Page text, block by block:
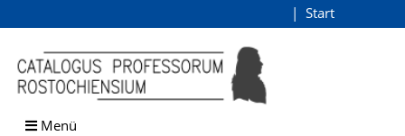
Browsen
direkt zum Inhalt
Start
Menü